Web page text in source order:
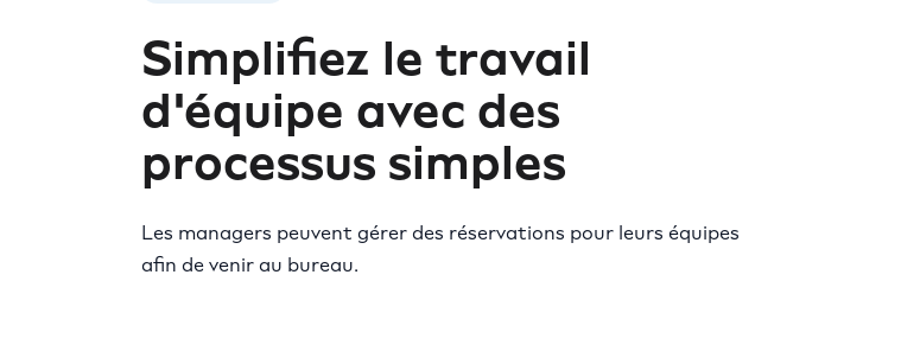
Simplifiez le travail
d'équipe avec des
processus simples
Les managers peuvent gérer des réservations pour leurs équipes
afin de venir au bureau.